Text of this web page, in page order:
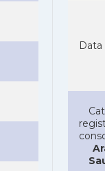
Data